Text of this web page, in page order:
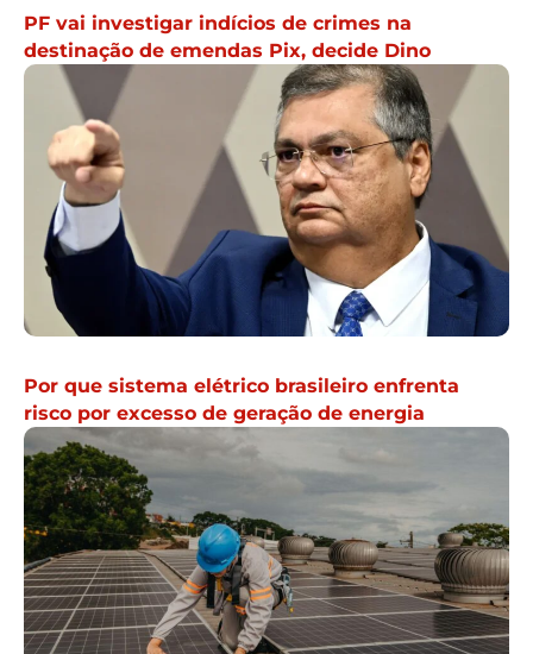
PF vai investigar indícios de crimes na
destinação de emendas Pix, decide Dino
Por que sistema elétrico brasileiro enfrenta
risco por excesso de geração de energia